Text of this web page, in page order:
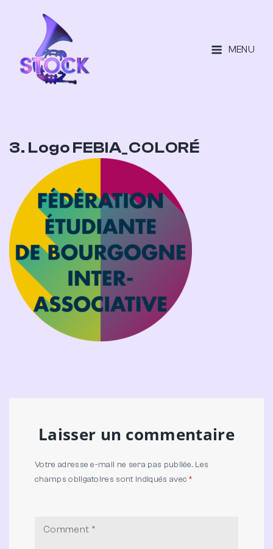
MENU
3. Logo FEBIA_COLORÉ
Laisser un commentaire
Votre adresse e-mail ne sera pas publiée. Les
champs obligatoires sont indiqués avec*